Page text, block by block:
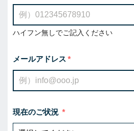
ハイフン無しでご記入ください
メールアドレス
現在のご状況